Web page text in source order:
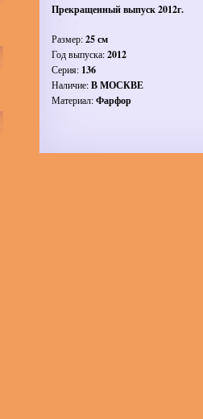
Прекращенный выпуск 2012г.
Размер:25 см
Год выпуска:2012
Серия: 136
Наличие:В МОСКВЕ
Материал:Фарфор